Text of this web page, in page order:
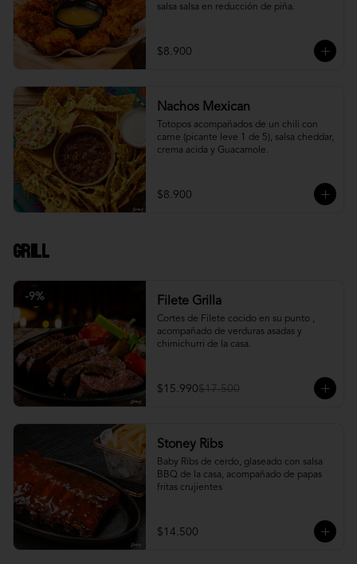
salsa salsa en reducción de piña.
$8.900
Nachos Mexican
Totopos acompañados de un chili con
carne (picante leve 1 de 5), salsa cheddar,
crema acida y Guacamole.
$8.900
Grill
-9% Filete Grilla
Cortes de Filete cocido en su punto ,
acompañado de verduras asadas y
chimichurri de la casa.
$15.990$17.500
Stoney Ribs
Baby Ribs de cerdo, glaseado con salsa
BBQ de la casa, acompañado de papas
fritas crujientes
$14.500